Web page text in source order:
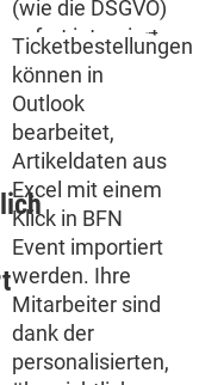
(wie die DSGVO)
sofort integriert.
Ticketbestellungen
können in
Outlook
bearbeitet,
Artikeldaten aus
Excel mit einem
Klick in BFN
Event importiert
werden. Ihre
Mitarbeiter sind
dank der
personalisierten,